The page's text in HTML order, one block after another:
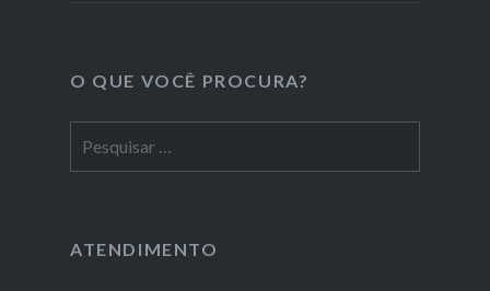
O QUE VOCÊ PROCURA?
por:
ATENDIMENTO